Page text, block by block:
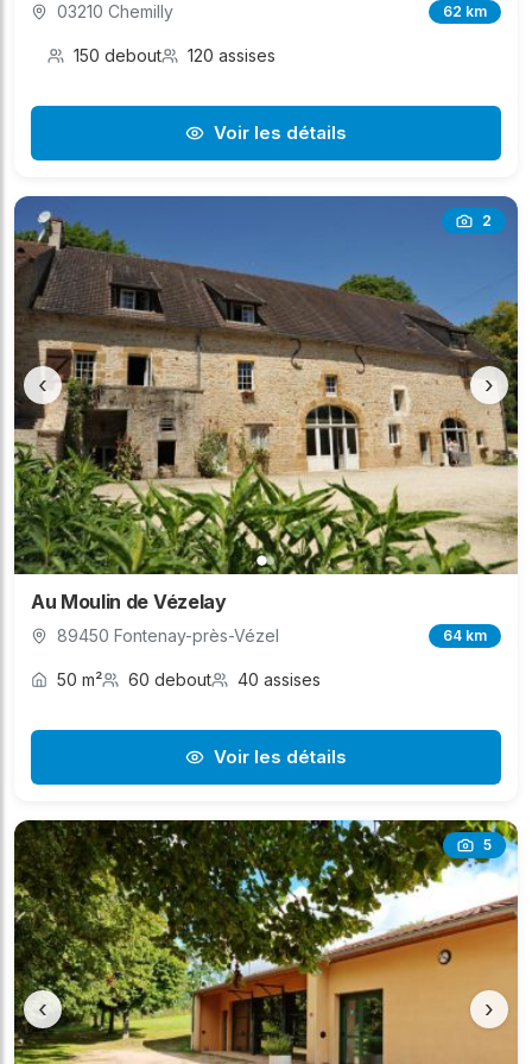
03210 Chemilly 62 km
150 debout 120 assises
Voir les détails
2
‹ ›
Au Moulin de Vézelay
89450 Fontenay-près-Vézel 64 km
50 m² 60 debout 40 assises
Voir les détails
5
‹ ›